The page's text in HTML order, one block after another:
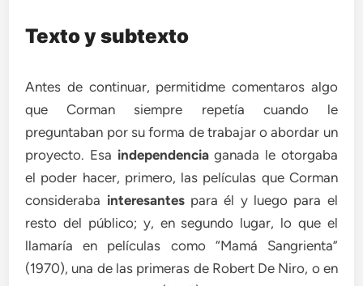
Texto y subtexto
Antes de continuar, permitidme comentaros algo
que Corman siempre repetía cuando le
preguntaban por su forma de trabajar o abordar un
proyecto. Esa independenciaganada le otorgaba
el poder hacer, primero, las películas que Corman
consideraba interesantespara él y luego para el
resto del público; y, en segundo lugar, lo que el
llamaría en películas como “Mamá Sangrienta”
(1970), una de las primeras de Robert De Niro, o en